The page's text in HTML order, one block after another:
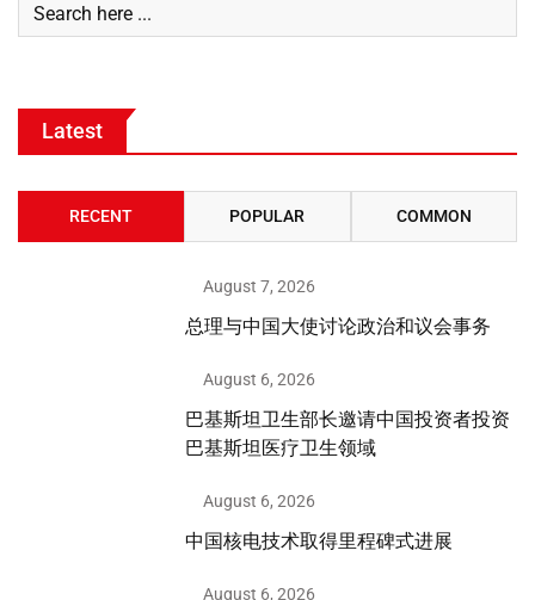
Latest
RECENT POPULAR COMMON
August 7, 2026
总理与中国大使讨论政治和议会事务
August 6, 2026
巴基斯坦卫生部长邀请中国投资者投资
巴基斯坦医疗卫生领域
August 6, 2026
中国核电技术取得里程碑式进展
August 6, 2026